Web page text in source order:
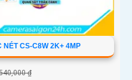
NÉT CS-C8W 2K+ 4MP
₫